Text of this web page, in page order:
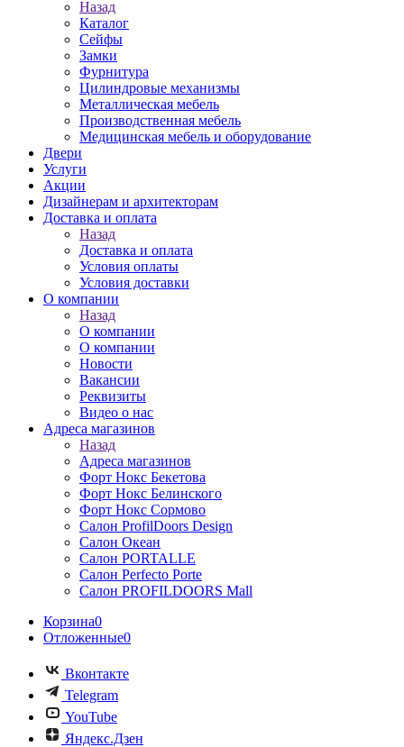
Назад
Каталог
Сейфы
Замки
Фурнитура
Цилиндровые механизмы
Металлическая мебель
Производственная мебель
Медицинская мебель и оборудование
Двери
Услуги
Акции
Дизайнерам и архитекторам
Доставка и оплата
Назад
Доставка и оплата
Условия оплаты
Условия доставки
О компании
Назад
О компании
О компании
Новости
Вакансии
Реквизиты
Видео о нас
Адреса магазинов
Назад
Адреса магазинов
Форт Нокс Бекетова
Форт Нокс Белинского
Форт Нокс Сормово
Салон ProfilDoors Design
Салон Океан
Салон PORTALLE
Салон Perfecto Portе
Салон PROFILDOORS Mall
Корзина0
Отложенные0
Вконтакте
Telegram
YouTube
Яндекс.Дзен